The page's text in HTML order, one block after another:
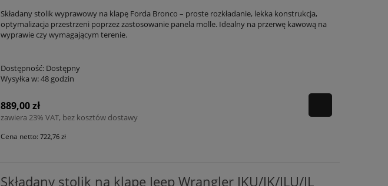
Składany stolik wyprawowy na klapę Forda Bronco – proste rozkładanie, lekka konstrukcja,
optymalizacja przestrzeni poprzez zastosowanie panela molle. Idealny na przerwę kawową na
wyprawie czy wymagającym terenie.
Dostępność: Dostępny
Wysyłka w:48 godzin
889,00 zł
zawiera 23% VAT, bez kosztów dostawy
Cena netto: 722,76 zł
Składany stolik na klapę Jeep Wrangler JKU/JK/JLU/JL